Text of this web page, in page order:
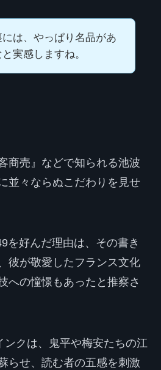
は、やっぱり名品があ
実感しますね。
商売』などで知られる池波
並々ならぬこだわりを見せ
を好んだ理由は、その書き
彼が敬愛したフランス文化
への憧憬もあったと推察さ
ンクは、鬼平や梅安たちの江
らせ、読む者の五感を刺激